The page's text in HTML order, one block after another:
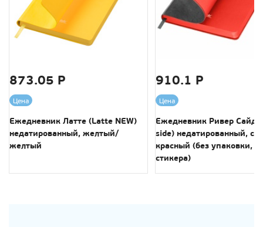
873.05 Р
Цена
Ежедневник Латте (Latte NEW)
недатированный, желтый/
желтый
910.1 Р
Цена
Ежедневник Ривер Сайд
side) недатированный,
красный (без упаковки,
стикера)